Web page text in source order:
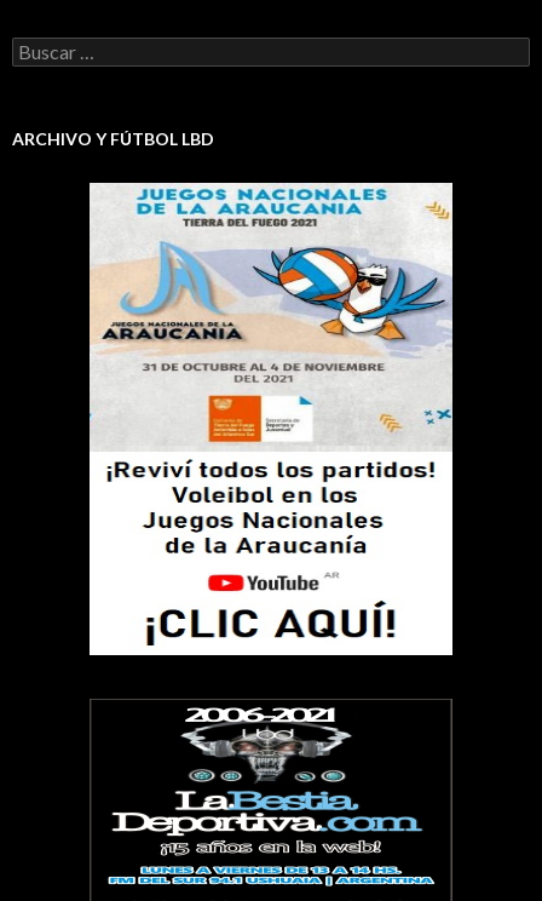
Buscar:
ARCHIVO Y FÚTBOL LBD